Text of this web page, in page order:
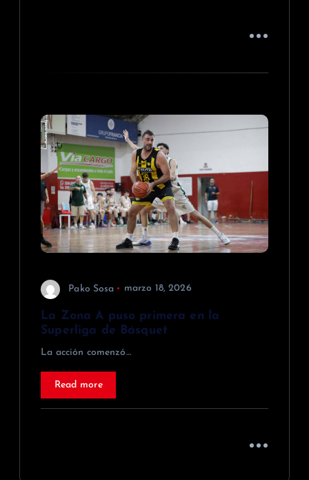
Pako Sosa marzo 18, 2026
La Zona A puso primera en la
Superliga de Básquet
La acción comenzó…
Read more